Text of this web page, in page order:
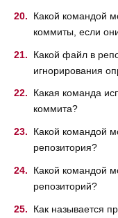
Какой командой
коммиты, если
Какой файл в
игнорирования
Какая команда
коммита?
Какой командой
репозитория?
Какой командой
репозиторий?
Как называется